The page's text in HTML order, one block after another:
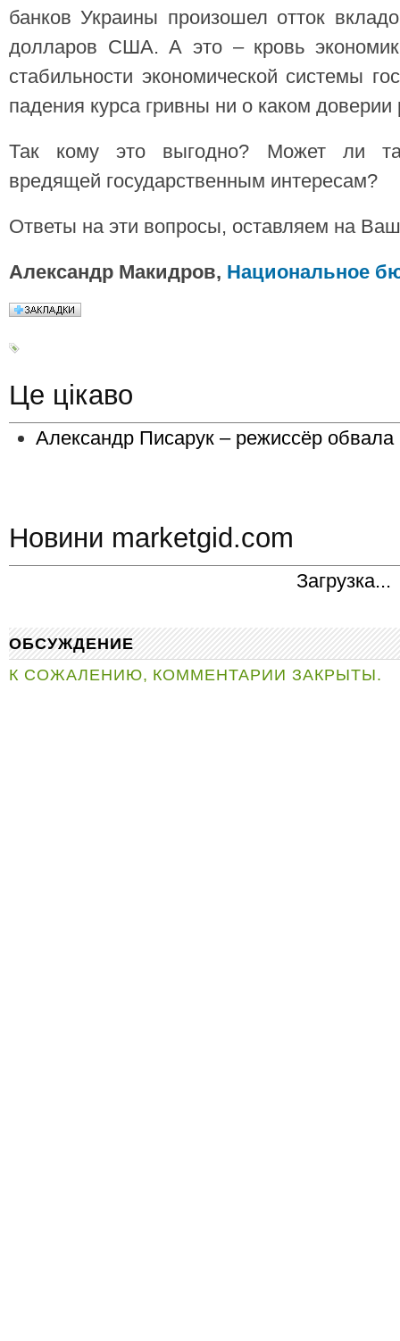
банков Украины произошел отток
долларов США. А это – кровь
стабильности экономической системы
падения курса гривны ни о каком доверии
Так кому это выгодно? Может ли
вредящей государственным интересам?
Ответы на эти вопросы, оставляем на
Александр Макидров, Национальное
Це цікаво
Александр Писарук – режиссёр обвала
Новини marketgid.com
Загрузка...
ОБСУЖДЕНИЕ
К СОЖАЛЕНИЮ, КОММЕНТАРИИ ЗАКРЫТЫ.